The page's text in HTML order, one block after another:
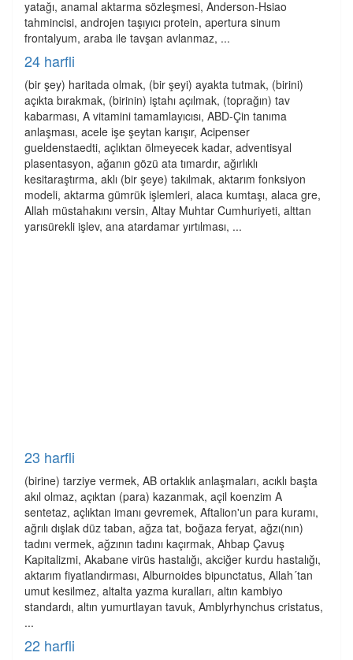
yatağı, anamal aktarma sözleşmesi, Anderson-Hsiao
tahmincisi, androjen taşıyıcı protein, apertura sinum
frontalyum, araba ile tavşan avlanmaz, ...
24 harfli
(bir şey) haritada olmak, (bir şeyi) ayakta tutmak, (birini)
açıkta bırakmak, (birinin) iştahı açılmak, (toprağın) tav
kabarması, A vitamini tamamlayıcısı, ABD-Çin tanıma
anlaşması, acele işe şeytan karışır, Acipenser
gueldenstaedti, açlıktan ölmeyecek kadar, adventisyal
plasentasyon, ağanın gözü ata tımardır, ağırlıklı
kesitaraştırma, aklı (bir şeye) takılmak, aktarım fonksiyon
modeli, aktarma gümrük işlemleri, alaca kumtaşı, alaca gre,
Allah müstahakını versin, Altay Muhtar Cumhuriyeti, alttan
yarısürekli işlev, ana atardamar yırtılması, ...
23 harfli
(birine) tarziye vermek, AB ortaklık anlaşmaları, acıklı başta
akıl olmaz, açıktan (para) kazanmak, açil koenzim A
sentetaz, açlıktan imanı gevremek, Aftalion'un para kuramı,
ağrılı dışlak düz taban, ağza tat, boğaza feryat, ağzı(nın)
tadını vermek, ağzının tadını kaçırmak, Ahbap Çavuş
Kapitalizmi, Akabane virüs hastalığı, akciğer kurdu hastalığı,
aktarım fiyatlandırması, Alburnoides bipunctatus, Allah´tan
umut kesilmez, altalta yazma kuralları, altın kambiyo
standardı, altın yumurtlayan tavuk, Amblyrhynchus cristatus,
...
22 harfli